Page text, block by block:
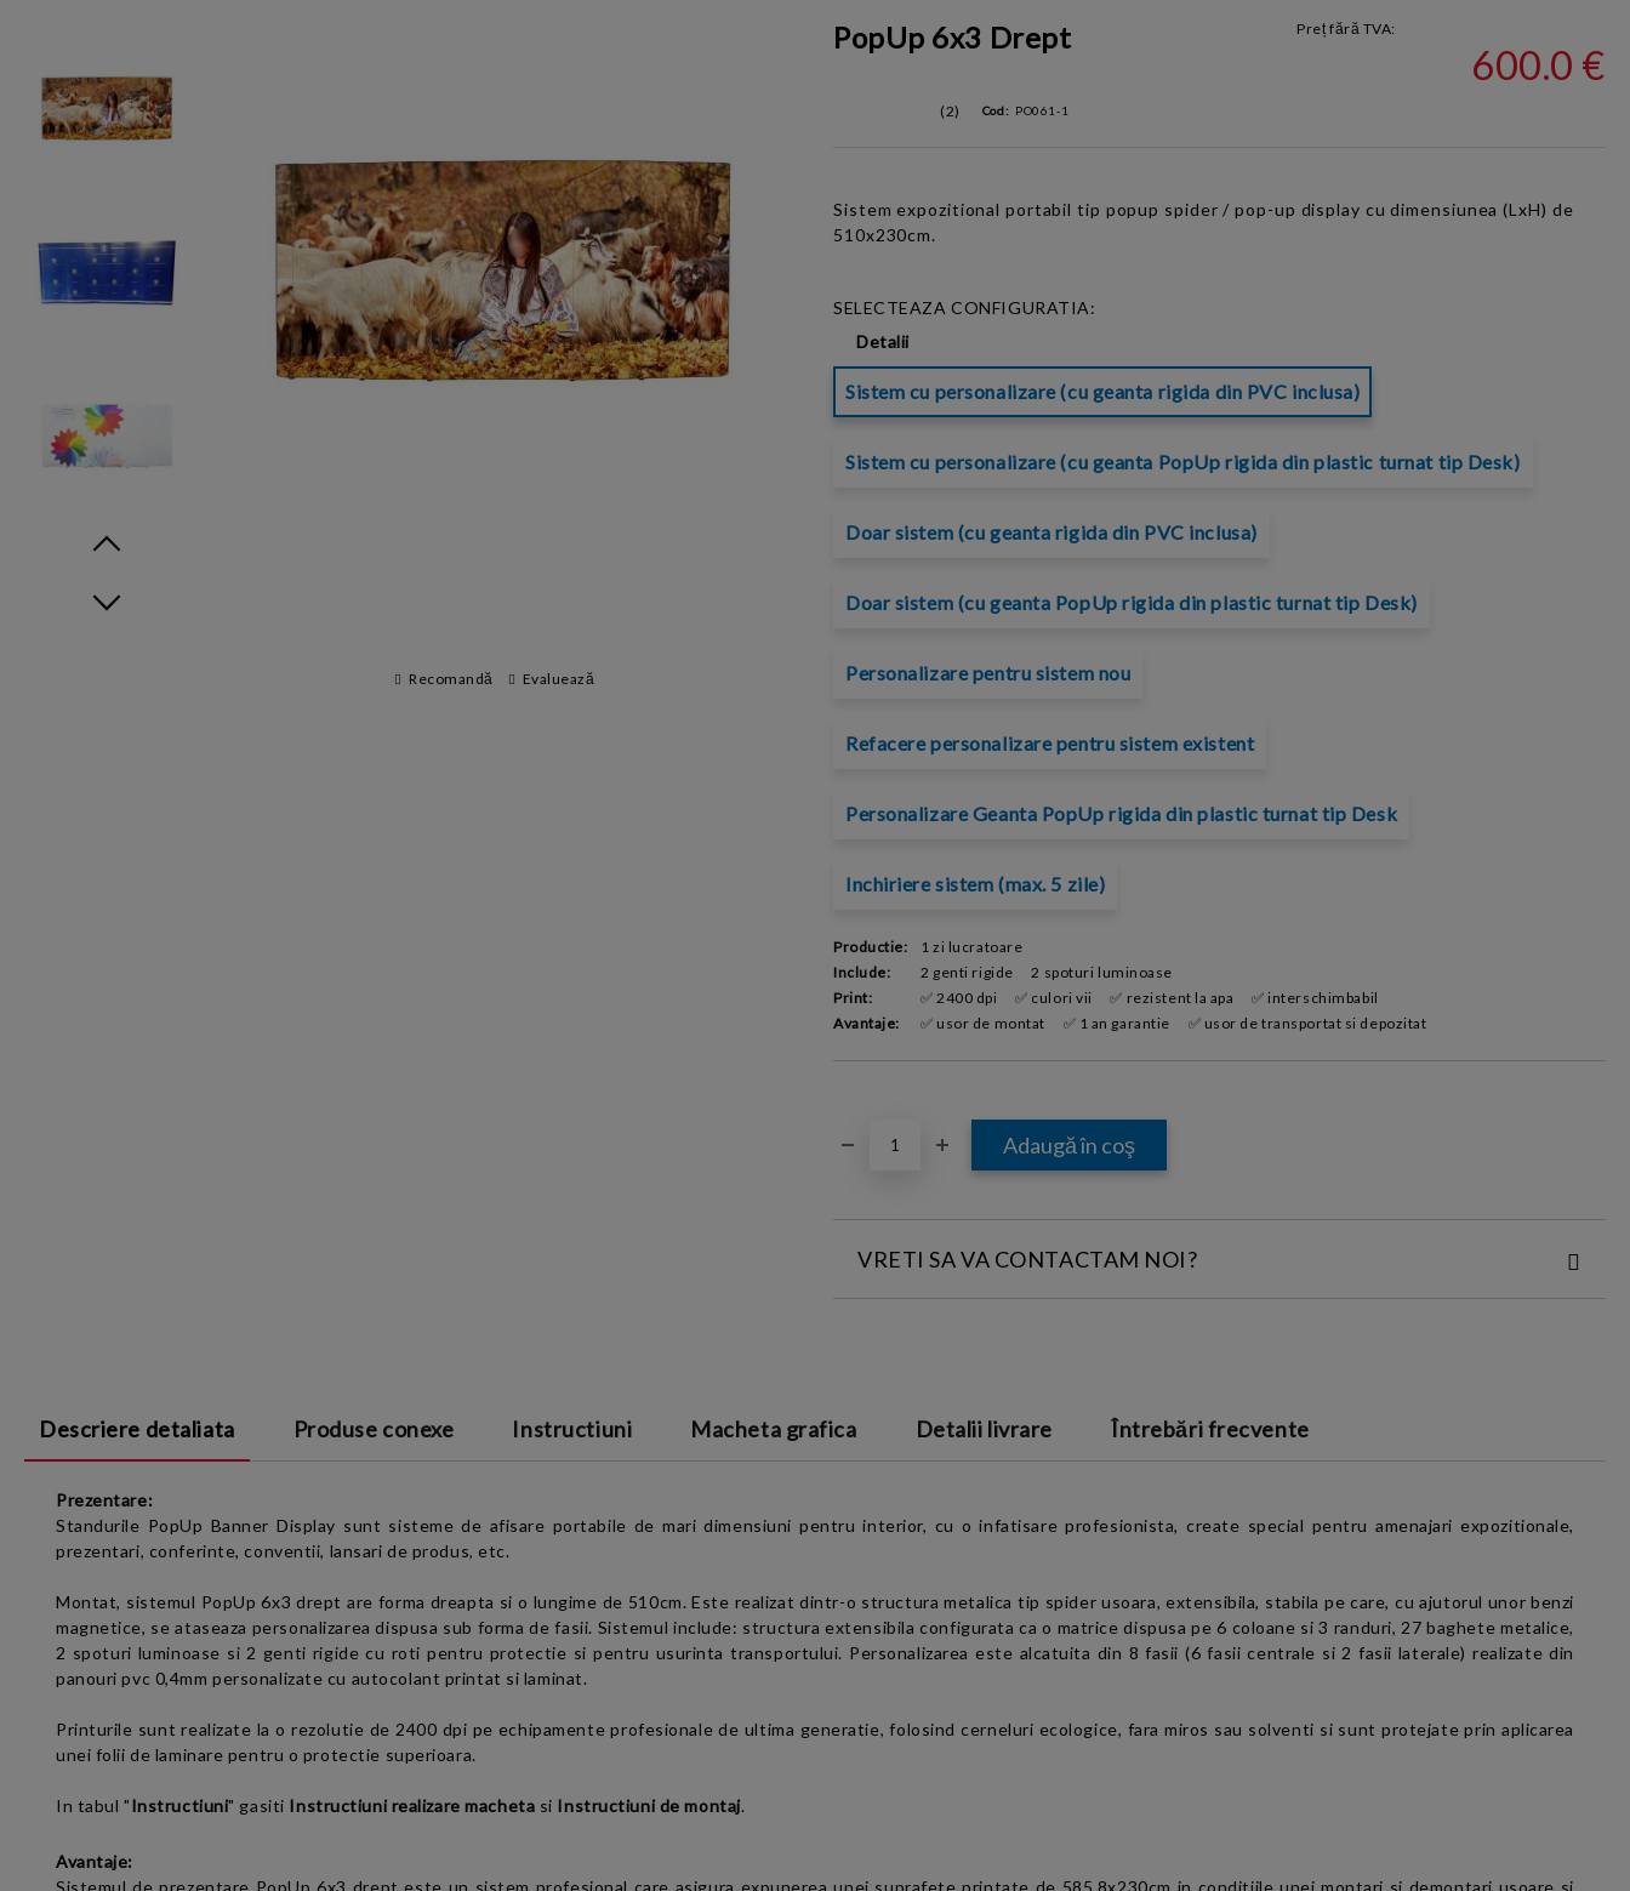
PopUp 6x3 Drept Preț fără TVA:
600.0 €
(2) Cod: PO061-1
Sistem expozitional portabil tip popup spider/ pop-up display cu dimensiunea (LxH) de
510x230cm.
SELECTEAZA CONFIGURATIA:
Detalii
Sistem cu personalizare (cu geanta rigida din PVC inclusa)
Sistem cu personalizare (cu geanta PopUp rigida din plastic turnat tip Desk)
Doar sistem (cu geanta rigida din PVC inclusa)
Doar sistem (cu geanta PopUp rigida din plastic turnat tip Desk)
Personalizare pentru sistem nou
Refacere personalizare pentru sistem existent
Personalizare Geanta PopUp rigida din plastic turnat tip Desk
Inchiriere sistem (max. 5 zile)
Productie:
1 zi lucratoare
Include:
2 genti rigide
2 spoturi luminoase
Print:
✅ 2400 dpi ✅ culori vii ✅ rezistent la apa
✅ interschimbabil
Avantaje:
✅ usor de montat ✅ 1 an garantie ✅ usor de transportat si depozitat
VRETI SA VA CONTACTAM NOI?
Sunt de acord cuTermenii si conditiile și cuPolitica
de confidentialitate
Recomandă Evaluează
Descriere detaliata Produse conexe Instructiuni Macheta grafica Detalii livrare Întrebări frecvente
Prezentare:
Standurile PopUp Banner Display sunt sisteme de afisare portabile de mari dimensiuni pentru interior, cu o infatisare profesionista, create special pentru amenajari expozitionale,
prezentari, conferinte, conventii, lansari de produs, etc.
Montat, sistemul PopUp 6x3 drept are forma dreapta sio lungime de 510cm.Este realizat dintr-o structura metalica tip spider usoara, extensibila, stabila pe care, cu ajutorul unor benzi
magnetice, se ataseaza personalizarea dispusa sub forma de fasii. Sistemul include: structura extensibila configurata ca o matrice dispusa pe 6 coloane si 3 randuri, 27 baghete metalice,
2 spoturi luminoase si 2 genti rigide cu roti pentru protectie si pentru usurinta transportului. Personalizarea este alcatuita din 8 fasii (6 fasii centrale si 2 fasii laterale) realizate din
panouri pvc 0,4mm personalizate cu autocolant printat si laminat.
Printurile sunt realizate la o rezolutie de 2400 dpi pe echipamente profesionale de ultima generatie, folosind cerneluri ecologice, fara miros sau solventi si sunt protejate prin aplicarea
unei folii de laminare pentru o protectie superioara.
In tabul "Instructiuni" gasiti Instructiuni realizare macheta si Instructiuni de montaj.
Avantaje:
Sistemul de prezentare PopUp 6x3 drept este un sistem profesional care asigura expunerea unei suprafete printate de 585,8x230cm in conditiile unei montari si demontari usoare si